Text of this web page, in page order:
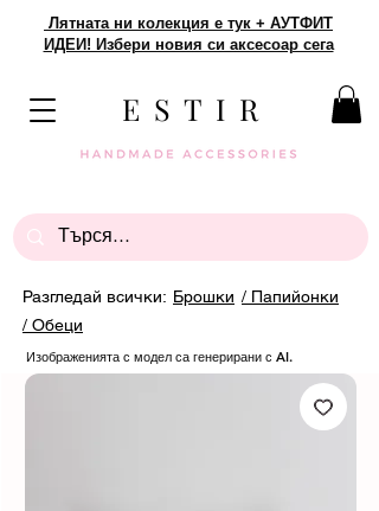
Лятната ни колекция е тук + АУТФИТ
ИДЕИ! Избери новия си аксесоар сега
E S T I R
Разгледай всички: Брошки / Папийонки
/ Обеци
Изображенията с модел са генерирани с AI.